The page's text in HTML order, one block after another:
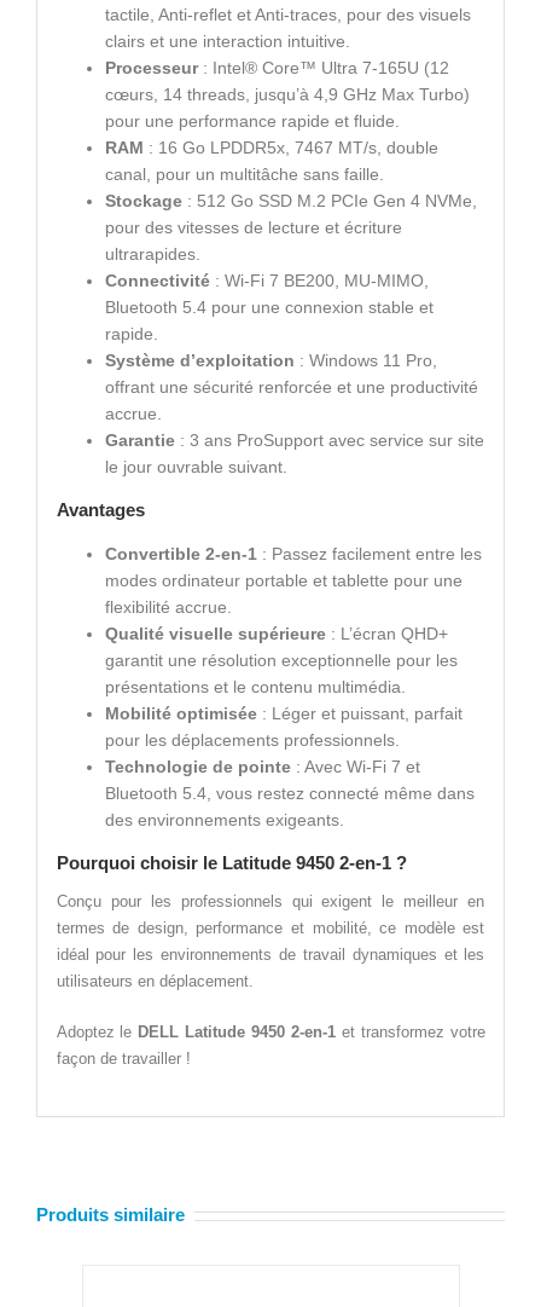
tactile, Anti-reflet et Anti-traces, pour des visuels
clairs et une interaction intuitive.
Processeur: Intel® Core™ Ultra 7-165U (12
cœurs, 14 threads, jusqu’à 4,9 GHz Max Turbo)
pour une performance rapide et fluide.
RAM : 16 Go LPDDR5x, 7467 MT/s, double
canal, pour un multitâche sans faille.
Stockage: 512 Go SSD M.2 PCIe Gen 4 NVMe,
pour des vitesses de lecture et écriture
ultrarapides.
Connectivité: Wi-Fi 7 BE200, MU-MIMO,
Bluetooth 5.4 pour une connexion stable et
rapide.
Système d’exploitation : Windows 11 Pro,
offrant une sécurité renforcée et une productivité
accrue.
Garantie: 3 ans ProSupport avec service sur site
le jour ouvrable suivant.
Avantages
Convertible 2-en-1: Passez facilement entre les
modes ordinateur portable et tablette pour une
flexibilité accrue.
Qualité visuelle supérieure: L’écran QHD+
garantit une résolution exceptionnelle pour les
présentations et le contenu multimédia.
Mobilité optimisée: Léger et puissant, parfait
pour les déplacements professionnels.
Technologie de pointe: Avec Wi-Fi 7 et
Bluetooth 5.4, vous restez connecté même dans
des environnements exigeants.
Pourquoi choisir le Latitude 9450 2-en-1 ?
Conçu pour les professionnels qui exigent le meilleur en
termes de design, performance et mobilité, ce modèle est
idéal pour les environnements de travail dynamiques et les
utilisateurs en déplacement.
Adoptez le DELL Latitude 9450 2-en-1et transformez votre
façon de travailler !
Produits similaire